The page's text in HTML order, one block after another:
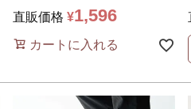
直販価格 ¥1,596
カートに入れる